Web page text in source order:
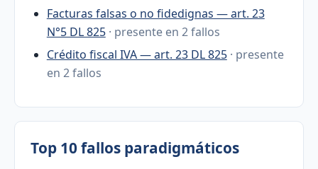
Facturas falsas o no fidedignas — art. 23
N°5 DL 825 · presente en 2 fallos
Crédito fiscal IVA — art. 23 DL 825 · presente
en 2 fallos
Top 10 fallos paradigmáticos